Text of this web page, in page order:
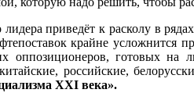
приведёт к расколу в
крайне усложнится
оппозиционеров, готовых
российские,
XXI века».